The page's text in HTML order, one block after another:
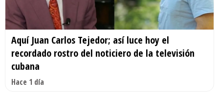
Aquí Juan Carlos Tejedor; así luce hoy el
recordado rostro del noticiero de la televisión
cubana
Hace 1 día